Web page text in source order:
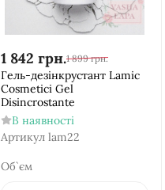
1 842 грн.1 899 грн.
Гель-дезінкрустант Lamic
Cosmetici Gel
Disincrostante
В наявності
Артикул lam22
Об`єм